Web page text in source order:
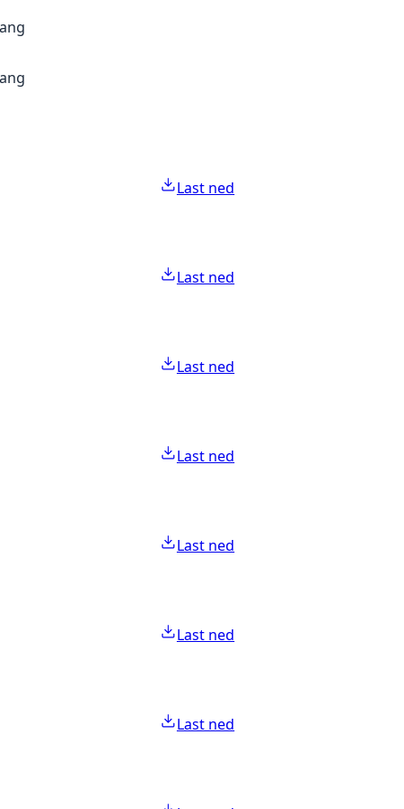
Last ned
Last ned
Last ned
Last ned
Last ned
Last ned
Last ned